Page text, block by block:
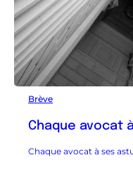
Brève
Chaque avocat
Chaque avocat à ses